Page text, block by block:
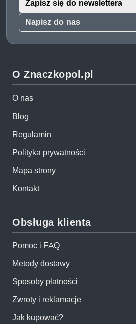
Napisz do nas
Zapisz się do newslettera
O Znaczkopol.pl
O nas
Blog
Regulamin
Polityka prywatności
Mapa strony
Kontakt
Obsługa klienta
Pomoc i FAQ
Metody dostawy
Sposoby płatności
Zwroty i reklamacje
Jak kupować?